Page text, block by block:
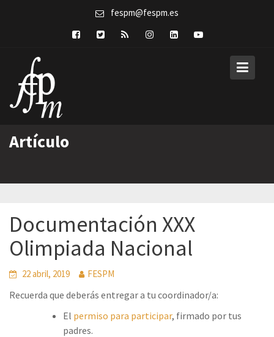
fespm@fespm.es
Artículo
Documentación XXX
Olimpiada Nacional
22 abril, 2019 FESPM
Recuerda que deberás entregar a tu coordinador/a:
El permiso para participar, firmado por tus
padres.